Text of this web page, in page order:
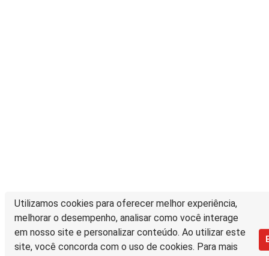
Utilizamos cookies para oferecer melhor experiência,
melhorar o desempenho, analisar como você interage
em nosso site e personalizar conteúdo. Ao utilizar este
site, você concorda com o uso de cookies. Para mais